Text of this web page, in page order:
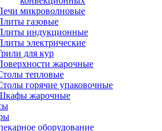
микроволновые
газовые
индукционные
электрические
для кур
жарочные
тепловые
горячие упаковочные
жарочные
оборудование